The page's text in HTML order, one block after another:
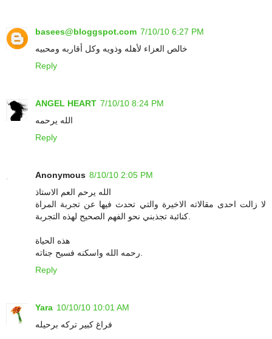
basees@bloggspot.com 7/10/10 6:27 PM
خالص العزاء لأهله وذويه وكل أقاربه ومحبيه
Reply
ANGEL HEART 7/10/10 8:24 PM
الله يرحمه
Reply
Anonymous 8/10/10 2:05 PM
الله يرحم العم الاستاذ
لا زالت احدى مقالاته الاخيرة والتي تحدث فيها عن تجربة المراة
هذه الحياة
Reply
Yara 10/10/10 10:01 AM
فراغ كبير تركه برحيله